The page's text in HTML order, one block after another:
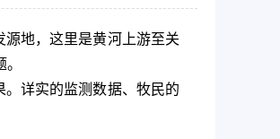
源地，这里是黄河上游至关
详实的监测数据、牧民的